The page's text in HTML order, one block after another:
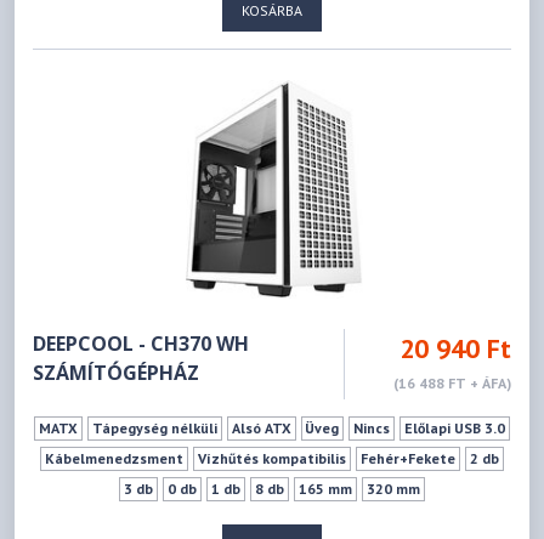
KOSÁRBA
DEEPCOOL - CH370 WH
SZÁMÍTÓGÉPHÁZ
20 940 Ft
(16 488 FT + ÁFA)
MATX Tápegység nélküli Alsó ATX Üveg Nincs
Előlapi USB 3.0
Kábelmenedzsment
Vízhűtés kompatibilis Fehér+Fekete
2 db
3 db
0 db 1 db 8 db 165 mm 320 mm